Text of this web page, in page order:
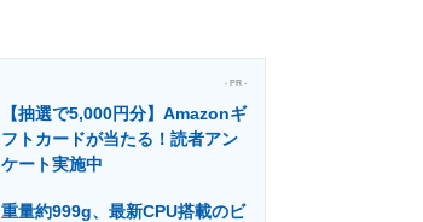
マーケ×ITの今がよく分かる
- PR -
【抽選で5,000円分】Amazonギ
フトカードが当たる！読者アン
ケート実施中
重量約999g、最新CPU搭載のビ